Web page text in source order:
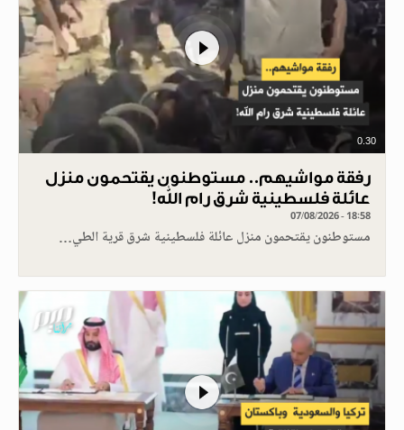
0.30
رفقة مواشيهم.. مستوطنون يقتحمون منزل
عائلة فلسطينية شرق رام الله!
07/08/2026 - 18:58
مستوطنون يقتحمون منزل عائلة فلسطينية شرق قرية الطي…